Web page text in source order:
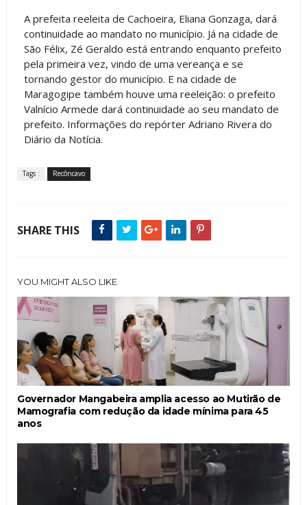
A prefeita reeleita de Cachoeira, Eliana Gonzaga, dará
continuidade ao mandato no município. Já na cidade de
São Félix, Zé Geraldo está entrando enquanto prefeito
pela primeira vez, vindo de uma vereança e se
tornando gestor do município. E na cidade de
Maragogipe também houve uma reeleição: o prefeito
Valnício Armede dará continuidade ao seu mandato de
prefeito. Informações do repórter Adriano Rivera do
Diário da Notícia.
Tags : Recôncavo
SHARE THIS
YOU MIGHT ALSO LIKE
Governador Mangabeira amplia acesso ao Mutirão de
Mamografia com redução da idade mínima para 45
anos